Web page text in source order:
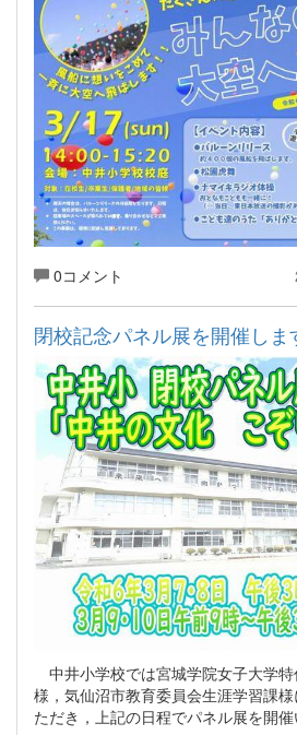
0コメント
閉校記念パネル展を開催しま
中井小学校では宮城学院女子大
様，気仙沼市教育委員会生涯学習課
ただき，上記の日程でパネル展を開催